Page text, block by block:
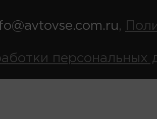
,
персональных